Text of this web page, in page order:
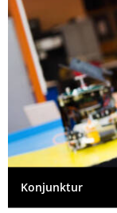
Konjunktur